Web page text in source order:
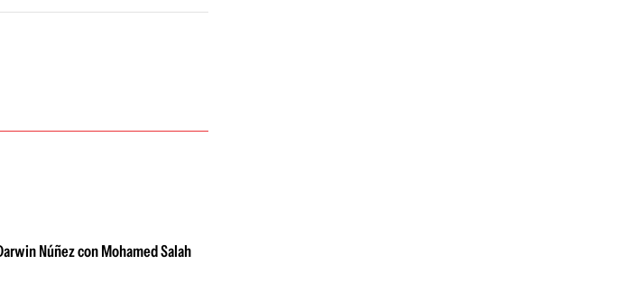
Núñez con Mohamed Salah